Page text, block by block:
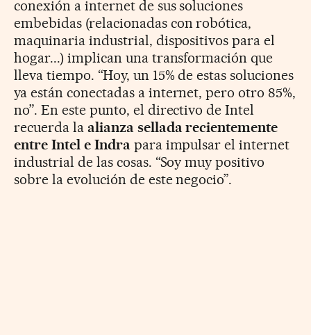
conexión a internet de sus soluciones
embebidas (relacionadas con robótica,
maquinaria industrial, dispositivos para el
hogar...) implican una transformación que
lleva tiempo. “Hoy, un 15% de estas soluciones
ya están conectadas a internet, pero otro 85%,
no”. En este punto, el directivo de Intel
recuerda la alianza sellada recientemente
entre Intel e Indra para impulsar el internet
industrial de las cosas. “Soy muy positivo
sobre la evolución de este negocio”.